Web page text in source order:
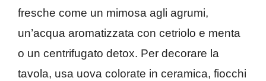
fresche come un mimosa agli agrumi,
un’acqua aromatizzata con cetriolo e menta
o un centrifugato detox. Per decorare la
tavola, usa uova colorate in ceramica, fiocchi